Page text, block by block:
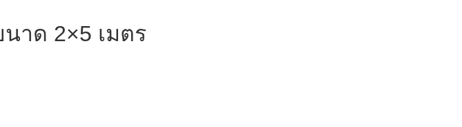
าด 2×5 เมตร